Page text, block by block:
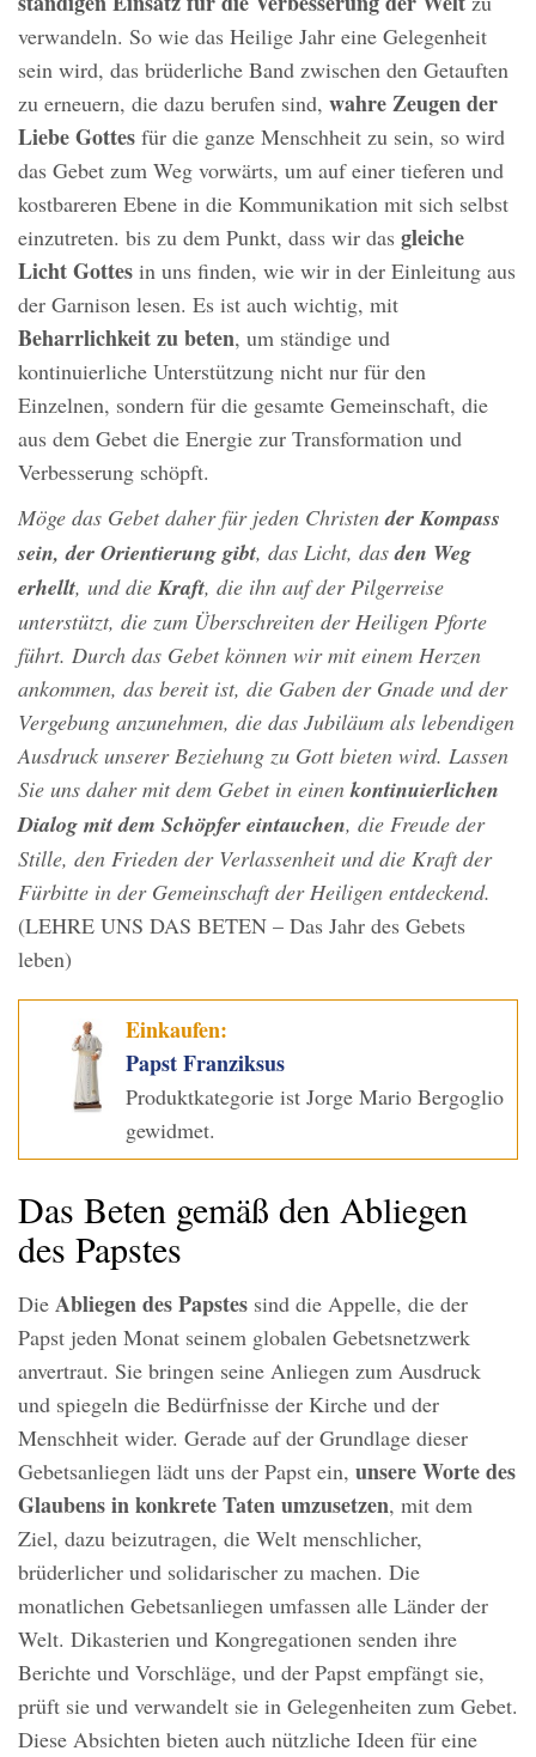
verwandeln. So wie das Heilige Jahr eine Gelegenheit
sein wird, das brüderliche Band zwischen den Getauften
zu erneuern, die dazu berufen sind, wahre Zeugen der
Liebe Gottes für die ganze Menschheit zu sein, so wird
das Gebet zum Weg vorwärts, um auf einer tieferen und
kostbareren Ebene in die Kommunikation mit sich selbst
einzutreten. bis zu dem Punkt, dass wir das gleiche
Licht Gottes in uns finden, wie wir in der Einleitung aus
der Garnison lesen. Es ist auch wichtig, mit
Beharrlichkeit zu beten, um ständige und
kontinuierliche Unterstützung nicht nur für den
Einzelnen, sondern für die gesamte Gemeinschaft, die
aus dem Gebet die Energie zur Transformation und
Verbesserung schöpft.
Möge das Gebet daher für jeden Christender Kompass
sein, der Orientierung gibt, das Licht, dasden Weg
erhellt, und dieKraft, die ihn auf der Pilgerreise
unterstützt, die zum Überschreiten der Heiligen Pforte
führt. Durch das Gebet können wir mit einem Herzen
ankommen, das bereit ist, die Gaben der Gnade und der
Vergebung anzunehmen, die das Jubiläum als lebendigen
Ausdruck unserer Beziehung zu Gott bieten wird. Lassen
Sie uns daher mit dem Gebet in einenkontinuierlichen
Dialog mit dem Schöpfer eintauchen, die Freude der
Stille, den Frieden der Verlassenheit und die Kraft der
Fürbitte in der Gemeinschaft der Heiligen entdeckend.
(LEHRE UNS DAS BETEN – Das Jahr des Gebets
leben)
Einkaufen:
Papst Franziksus
Produktkategorie ist Jorge Mario Bergoglio
gewidmet.
Das Beten gemäß den Abliegen
des Papstes
Die Abliegen des Papstes sind die Appelle, die der
Papst jeden Monat seinem globalen Gebetsnetzwerk
anvertraut. Sie bringen seine Anliegen zum Ausdruck
und spiegeln die Bedürfnisse der Kirche und der
Menschheit wider. Gerade auf der Grundlage dieser
Gebetsanliegen lädt uns der Papst ein, unsere Worte des
Glaubens in konkrete Taten umzusetzen, mit dem
Ziel, dazu beizutragen, die Welt menschlicher,
brüderlicher und solidarischer zu machen. Die
monatlichen Gebetsanliegen umfassen alle Länder der
Welt. Dikasterien und Kongregationen senden ihre
Berichte und Vorschläge, und der Papst empfängt sie,
prüft sie und verwandelt sie in Gelegenheiten zum Gebet.
Diese Absichten bieten auch nützliche Ideen für eine